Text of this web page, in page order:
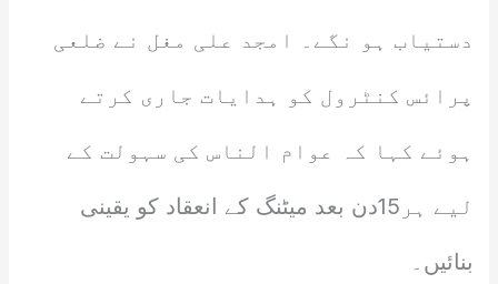
دستیاب ہو نگے۔ امجد علی مغل نے ضلعی
پرائس کنٹرول کو ہدایات جاری کرتے
ہوئے کہا کہ عوام الناس کی سہولت کے
لیے ہر15دن بعد میٹنگ کے انعقاد کو یقینی
بنائیں۔